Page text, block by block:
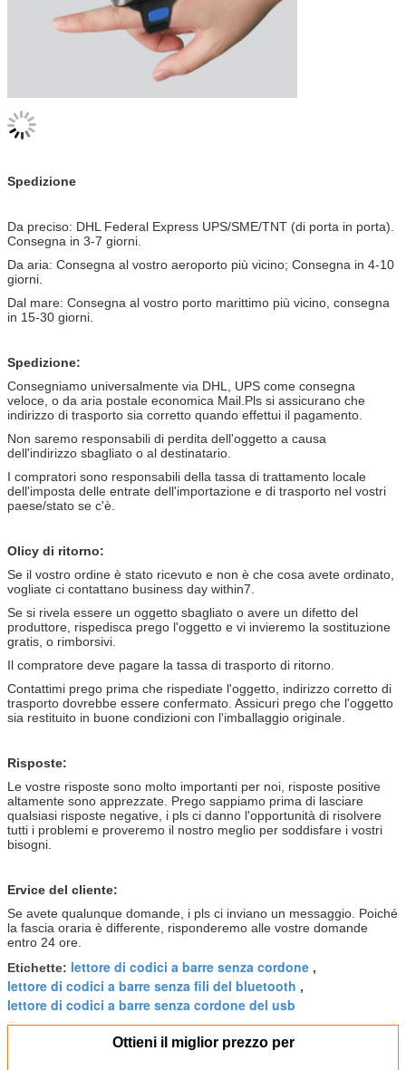
Spedizione
Da preciso: DHL Federal Express UPS/SME/TNT (di porta in porta).
Consegna in 3-7 giorni.
Da aria: Consegna al vostro aeroporto più vicino; Consegna in 4-10
giorni.
Dal mare: Consegna al vostro porto marittimo più vicino, consegna
in 15-30 giorni.
Spedizione:
Consegniamo universalmente via DHL, UPS come consegna
veloce, o da aria postale economica Mail.Pls si assicurano che
indirizzo di trasporto sia corretto quando effettui il pagamento.
Non saremo responsabili di perdita dell'oggetto a causa
dell'indirizzo sbagliato o al destinatario.
I compratori sono responsabili della tassa di trattamento locale
dell'imposta delle entrate dell'importazione e di trasporto nel vostri
paese/stato se c'è.
Olicy di ritorno:
Se il vostro ordine è stato ricevuto e non è che cosa avete ordinato,
vogliate ci contattano business day within7.
Se si rivela essere un oggetto sbagliato o avere un difetto del
produttore, rispedisca prego l'oggetto e vi invieremo la sostituzione
gratis, o rimborsivi.
Il compratore deve pagare la tassa di trasporto di ritorno.
Contattimi prego prima che rispediate l'oggetto, indirizzo corretto di
trasporto dovrebbe essere confermato. Assicuri prego che l'oggetto
sia restituito in buone condizioni con l'imballaggio originale.
Risposte:
Le vostre risposte sono molto importanti per noi, risposte positive
altamente sono apprezzate. Prego sappiamo prima di lasciare
qualsiasi risposte negative, i pls ci danno l'opportunità di risolvere
tutti i problemi e proveremo il nostro meglio per soddisfare i vostri
bisogni.
Ervice del cliente:
Se avete qualunque domande, i pls ci inviano un messaggio. Poiché
la fascia oraria è differente, risponderemo alle vostre domande
entro 24 ore.
Etichette: lettore di codici a barre senza cordone ,
lettore di codici a barre senza fili del bluetooth ,
lettore di codici a barre senza cordone del usb
Ottieni il miglior prezzo per